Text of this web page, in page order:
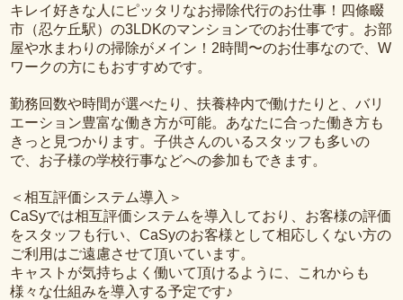
キレイ好きな人にピッタリなお掃除代行のお仕事！四條畷
市（忍ケ丘駅）の3LDKのマンションでのお仕事です。お部
屋や水まわりの掃除がメイン！2時間〜のお仕事なので、W
ワークの方にもおすすめです。
勤務回数や時間が選べたり、扶養枠内で働けたりと、バリ
エーション豊富な働き方が可能。あなたに合った働き方も
きっと見つかります。子供さんのいるスタッフも多いの
で、お子様の学校行事などへの参加もできます。
＜相互評価システム導入＞
CaSyでは相互評価システムを導入しており、お客様の評価
をスタッフも行い、CaSyのお客様として相応しくない方の
ご利用はご遠慮させて頂いています。
キャストが気持ちよく働いて頂けるように、これからも
様々な仕組みを導入する予定です♪